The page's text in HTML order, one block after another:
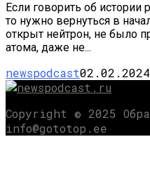
Если говорить об истории
то нужно вернуться в
открыт нейтрон, не было
атома, даже не...
newspodcast02.02.2024
Copyright © 2025
info@gototop.ee